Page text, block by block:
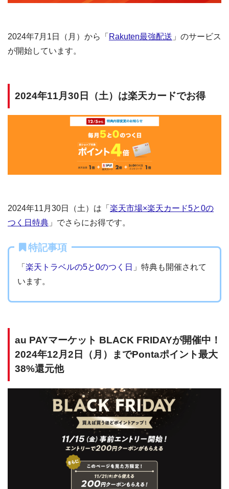
2024年7月1日（月）から「 Rakuten最強配送 」のサービス
が開始しています。
2024年11月30日（土）は楽天カードでお得
2024年11月30日（土）は「 楽天市場×楽天カード5と0の
つく日特典 」でさらにお得です。
特記事項
「 楽天トラベルの5と0のつく日 」特典も開催されて
います。
au PAYマーケット BLACK FRIDAYが開催中！
2024年12月2日（月）までPontaポイント最大
38%還元他